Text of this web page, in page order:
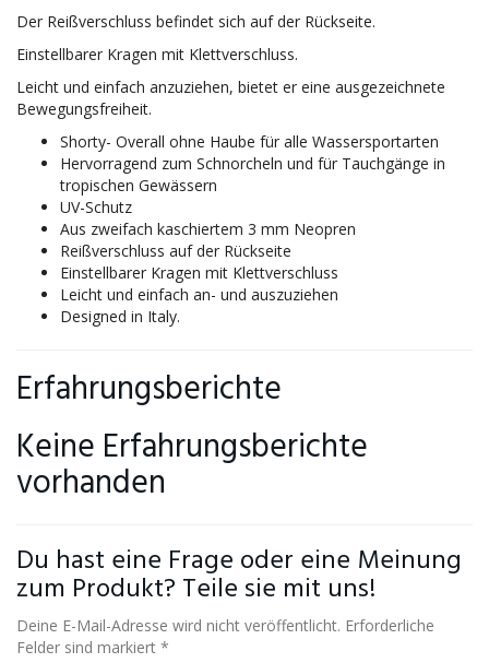
Der Reißverschluss befindet sich auf der Rückseite.
Einstellbarer Kragen mit Klettverschluss.
Leicht und einfach anzuziehen, bietet er eine ausgezeichnete
Bewegungsfreiheit.
Shorty- Overall ohne Haube für alle Wassersportarten
Hervorragend zum Schnorcheln und für Tauchgänge in
tropischen Gewässern
UV-Schutz
Aus zweifach kaschiertem 3 mm Neopren
Reißverschluss auf der Rückseite
Einstellbarer Kragen mit Klettverschluss
Leicht und einfach an- und auszuziehen
Designed in Italy.
Erfahrungsberichte
Keine Erfahrungsberichte
vorhanden
Du hast eine Frage oder eine Meinung
zum Produkt? Teile sie mit uns!
Deine E-Mail-Adresse wird nicht veröffentlicht. Erforderliche
Felder sind markiert *